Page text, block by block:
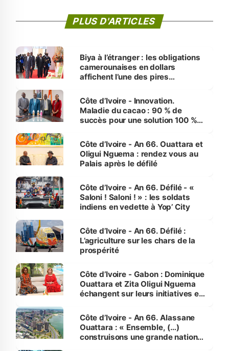
PLUS D'ARTICLES
Biya à l’étranger : les obligations
camerounaises en dollars
affichent l’une des pires
Côte d’Ivoire - Innovation.
Maladie du cacao : 90 % de
succès pour une solution 100 %
Côte d’Ivoire - An 66. Ouattara et
Oligui Nguema : rendez vous au
Palais après le défilé
Côte d’Ivoire - An 66. Défilé - «
Saloni ! Saloni ! » : les soldats
indiens en vedette à Yop’ City
Côte d’Ivoire - An 66. Défilé :
L’agriculture sur les chars de la
prospérité
Côte d’Ivoire - Gabon : Dominique
Ouattara et Zita Oligui Nguema
échangent sur leurs initiatives en
enfants
Côte d’Ivoire - An 66. Alassane
Ouattara : « Ensemble, (…)
construisons une grande nation